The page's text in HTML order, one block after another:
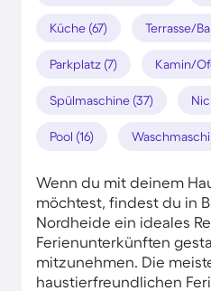
Küche (67) Terrasse/
Parkplatz (7) Kamin/
Spülmaschine (37)
Pool (16)
Wenn du mit deinem
möchtest, findest du in
Nordheide ein ideales
Ferienunterkünften
mitzunehmen. Die
haustierfreundlichen